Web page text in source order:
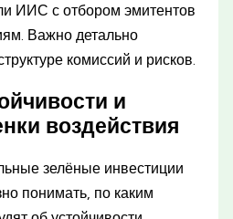
ИИС с отбором эмитентов
Важно детально
комиссий и рисков.
и
воздействия
зелёные инвестиции
понимать, по каким